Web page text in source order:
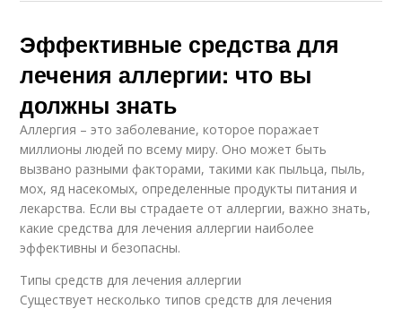
Эффективные средства для
лечения аллергии: что вы
должны знать
Аллергия – это заболевание, которое поражает
миллионы людей по всему миру. Оно может быть
вызвано разными факторами, такими как пыльца, пыль,
мох, яд насекомых, определенные продукты питания и
лекарства. Если вы страдаете от аллергии, важно знать,
какие средства для лечения аллергии наиболее
эффективны и безопасны.
Типы средств для лечения аллергии
Существует несколько типов средств для лечения